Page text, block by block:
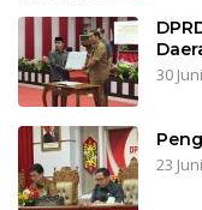
30
23